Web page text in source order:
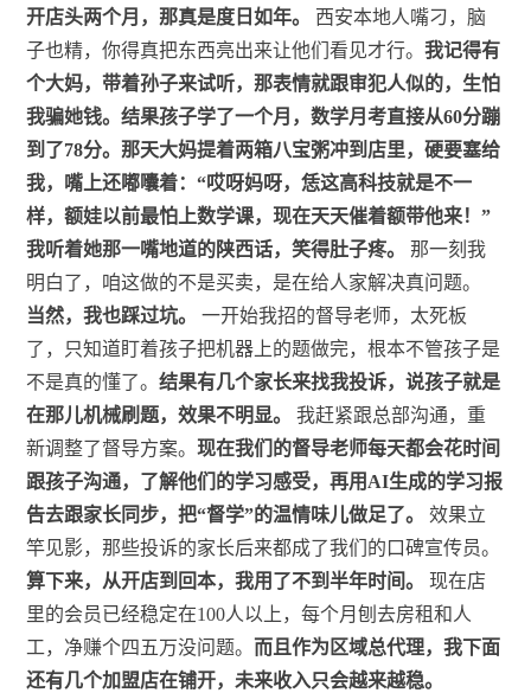
开店头两个月，那真是度日如年。
西安本地人嘴刁，脑
子也精，你得真把东西亮出来让他们看见才行。我记得有
个大妈，带着孙子来试听，那表情就跟审犯人似的，生怕
我骗她钱。结果孩子学了一个月，数学月考直接从60分蹦
到了78分。那天大妈提着两箱八宝粥冲到店里，硬要塞给
我，嘴上还嘟囔着：“哎呀妈呀，恁这高科技就是不一
样，额娃以前最怕上数学课，现在天天催着额带他来！”
我听着她那一嘴地道的陕西话，笑得肚子疼。
那一刻我
明白了，咱这做的不是买卖，是在给人家解决真问题。
当然，我也踩过坑。
一开始我招的督导老师，太死板
了，只知道盯着孩子把机器上的题做完，根本不管孩子是
不是真的懂了。结果有几个家长来找我投诉，说孩子就是
在那儿机械刷题，效果不明显。
我赶紧跟总部沟通，重
新调整了督导方案。现在我们的督导老师每天都会花时间
跟孩子沟通，了解他们的学习感受，再用AI生成的学习报
告去跟家长同步，把“督学”的温情味儿做足了。
效果立
竿见影，那些投诉的家长后来都成了我们的口碑宣传员。
算下来，从开店到回本，我用了不到半年时间。
现在店
里的会员已经稳定在100人以上，每个月刨去房租和人
工，净赚个四五万没问题。 而且作为区域总代理，我下面
还有几个加盟店在铺开，未来收入只会越来越稳。